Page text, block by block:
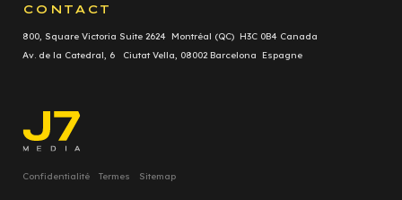
CONTACT
800, Square Victoria Suite 2624 Montréal (QC) H3C 0B4 Canada
Av. de la Catedral, 6 Ciutat Vella, 08002 Barcelona Espagne
Confidentialité Termes Sitemap